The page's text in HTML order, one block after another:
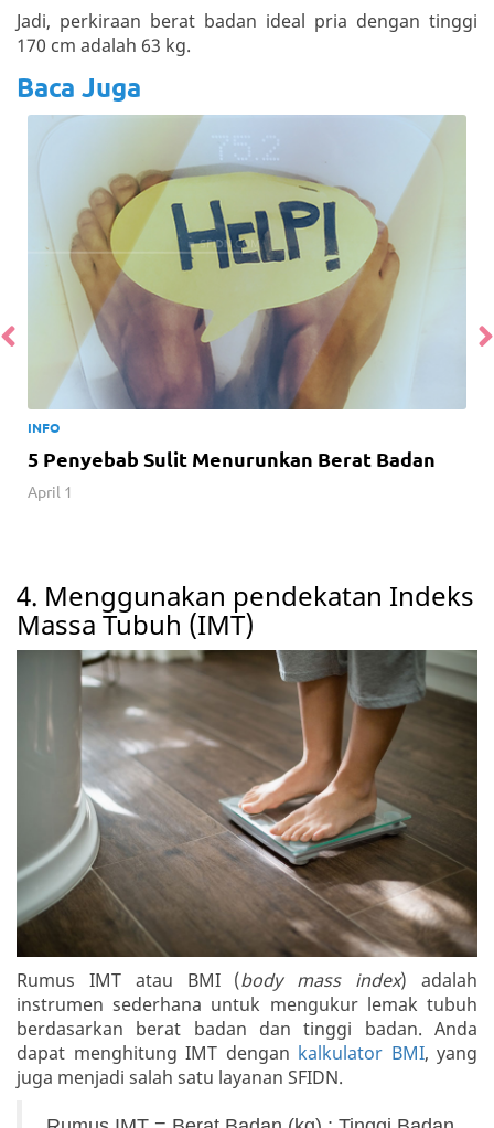
Jadi, perkiraan berat badan ideal pria dengan tinggi
170 cm adalah 63 kg.
Baca Juga
INFO
5 Penyebab Sulit Menurunkan Berat Badan
April 1
4. Menggunakan pendekatan Indeks
Massa Tubuh (IMT)
Rumus IMT atau BMI (body mass index) adalah
instrumen sederhana untuk mengukur lemak tubuh
berdasarkan berat badan dan tinggi badan. Anda
dapat menghitung IMT dengan kalkulator BMI, yang
juga menjadi salah satu layanan SFIDN.